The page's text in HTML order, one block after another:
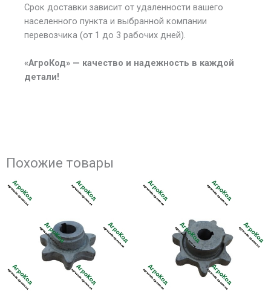
Срок доставки зависит от удаленности вашего
населенного пункта и выбранной компании
перевозчика (от 1 до 3 рабочих дней).
«АгроКод» — качество и надежность в каждой
детали!
Похожие товары